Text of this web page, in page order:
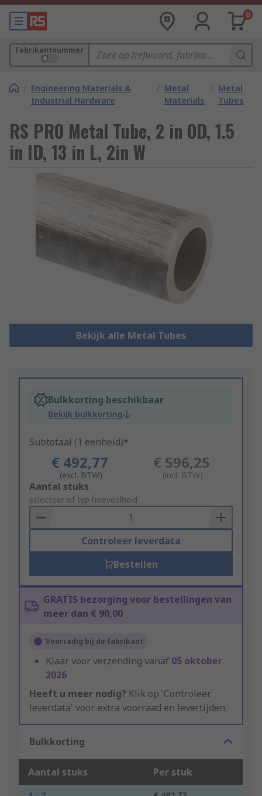
0
Fabrikantnummer
/ Engineering Materials &
Industrial Hardware
/ Metal
Materials
/ Metal
Tubes
RS PRO Metal Tube, 2 in OD, 1.5
in ID, 13 in L, 2in W
Bekijk alle Metal Tubes
Bulkkorting beschikbaar
Bekijk bulkkorting
Subtotaal (1 eenheid)*
€ 492,77
(excl. BTW)
€ 596,25
(incl. BTW)
Add
to
Basket
Aantal stuks
selecteer of typ hoeveelheid
Controleer leverdata
Bestellen
GRATIS bezorging voor bestellingen van
meer dan € 90,00
Voorradig bij de fabrikant
Klaar voor verzending vanaf 05 oktober
2026
Heeft u meer nodig? Klik op 'Controleer
leverdata' voor extra voorraad en levertijden.
Bulkkorting
Aantal stuks Per stuk